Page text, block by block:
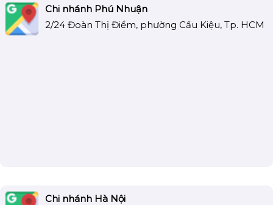
Chi nhánh Phú Nhuận
2/24 Đoàn Thị Điểm, phường Cầu Kiệu, Tp. HCM
Chi nhánh Hà Nội